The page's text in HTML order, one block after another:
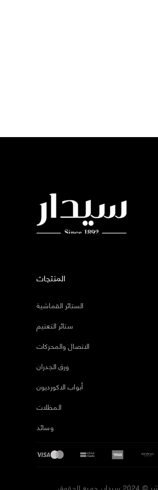
المنتجات
الستائر القماشية
ستائر التعتيم
الاتصال والمحركات
ورق الجدران
أبواب الاكورديون
المظلات
وسائد
حقوق النشر © 2024 سيدار، جميع الحقوق